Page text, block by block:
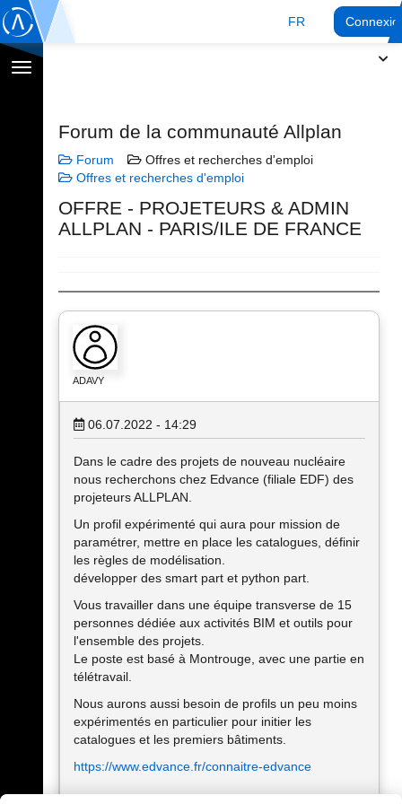
FR
Afficher
Forum de la communauté Allplan
Forum
Offres et recherches d'emploi
Offres et recherches d'emploi
OFFRE - PROJETEURS & ADMIN
ALLPLAN - PARIS/ILE DE FRANCE
ADAVY
06.07.2022 - 14:29
Dans le cadre des projets de nouveau nucléaire
nous recherchons chez Edvance (filiale EDF) des
projeteurs ALLPLAN.
Un profil expérimenté qui aura pour mission de
paramétrer, mettre en place les catalogues, définir
les règles de modélisation.
développer des smart part et python part.
Vous travailler dans une équipe transverse de 15
personnes dédiée aux activités BIM et outils pour
l'ensemble des projets.
Le poste est basé à Montrouge, avec une partie en
télétravail.
Nous aurons aussi besoin de profils un peu moins
expérimentés en particulier pour initier les
catalogues et les premiers bâtiments.
https://www.edvance.fr/connaitre-edvance